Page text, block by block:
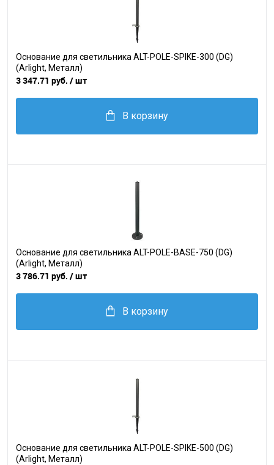
Основание для светильника ALT-POLE-SPIKE-300 (DG)
(Arlight, Металл)
3 347.71 руб. / шт
В корзину
Основание для светильника ALT-POLE-BASE-750 (DG)
(Arlight, Металл)
3 786.71 руб. / шт
В корзину
Основание для светильника ALT-POLE-SPIKE-500 (DG)
(Arlight, Металл)